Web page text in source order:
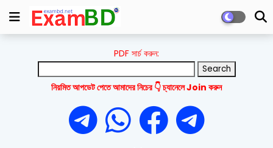
PDF সার্চ করুন:
নিয়মিত আপডেট পেতে আমাদের নিচের 👇 চ্যানেলে Join করুন